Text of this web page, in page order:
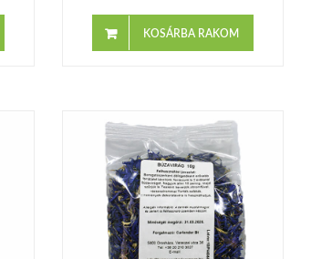
KOSÁRBA RAKOM